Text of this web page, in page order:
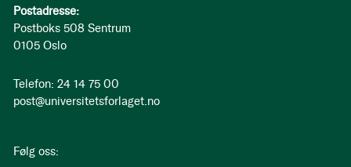
Postadresse:
Postboks 508 Sentrum
0105 Oslo
Telefon: 24 14 75 00
post@universitetsforlaget.no
Følg oss: